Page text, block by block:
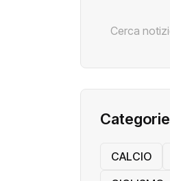
Categorie
CALCIO